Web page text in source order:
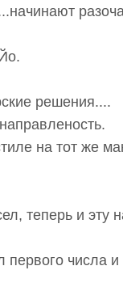
решения....
на тот же
теперь и эту
числа и